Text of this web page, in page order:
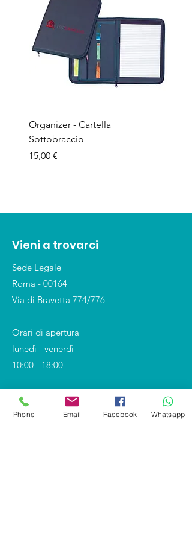
Organizer - Cartella
Sottobraccio
Prezzo
15,00 €
Vieni a trovarci
Sede Legale
Roma - 00164
Via di Bravetta 774/776
Orari di apertura
lunedì - venerdì
10:00 - 18:00
Shop
Phone Email Facebook Whatsapp